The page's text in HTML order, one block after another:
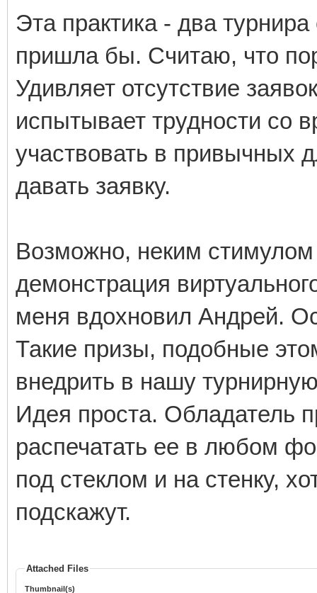
Эта практика - два
пришла бы. Считаю, что
Удивляет отсутствие
испытывает трудности со
участвовать в привычных
давать заявку.
Возможно, неким
демонстрация
меня вдохновил Андрей.
Такие призы, подобные
внедрить в нашу
Идея проста. Обладатель
распечатать ее в любом
под стеклом и на стенку,
подскажут.
Attached Files
Thumbnail(s)